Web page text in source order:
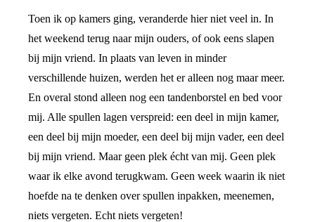
Toen ik op kamers ging, veranderde hier niet veel in. In
het weekend terug naar mijn ouders, of ook eens slapen
bij mijn vriend. In plaats van leven in minder
verschillende huizen, werden het er alleen nog maar meer.
En overal stond alleen nog een tandenborstel en bed voor
mij. Alle spullen lagen verspreid: een deel in mijn kamer,
een deel bij mijn moeder, een deel bij mijn vader, een deel
bij mijn vriend. Maar geen plek écht van mij. Geen plek
waar ik elke avond terugkwam. Geen week waarin ik niet
hoefde na te denken over spullen inpakken, meenemen,
niets vergeten. Echt niets vergeten!